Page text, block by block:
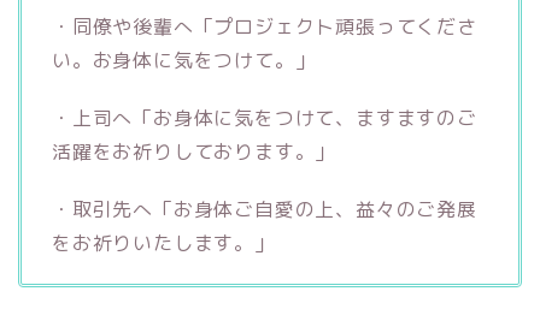
・同僚や後輩へ「プロジェクト頑張ってくださ
い。お身体に気をつけて。」
・上司へ「お身体に気をつけて、ますますのご
活躍をお祈りしております。」
・取引先へ「お身体ご自愛の上、益々のご発展
をお祈りいたします。」